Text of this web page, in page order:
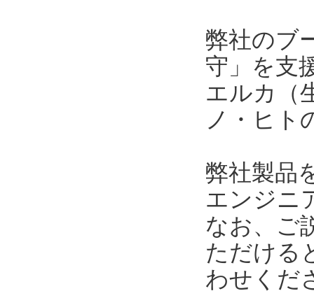
弊社のブ
守」を支
エルカ（
ノ・ヒト
弊社製品
エンジニ
なお、ご
ただける
わせくだ